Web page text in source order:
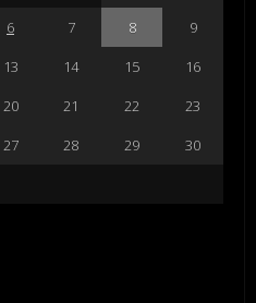
6 7 8
9
13 14 15
16
20 21 22
23
27 28 29
30